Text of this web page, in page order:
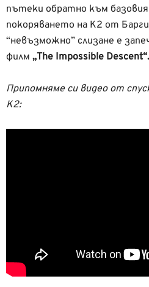
пътеки обратно към
покоряването на K2 от
“невъзможно” слизане е
филм „The Impossible Descent“.
Припомняме си видео от
К2: